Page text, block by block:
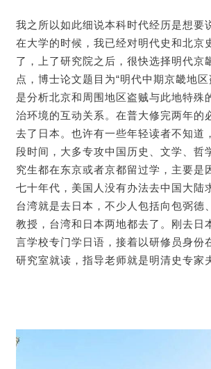
我之所以如此细说本科时代经历是想要
在大学的时候，我已经对明代史和北京
了，上了研究院之后，很快选择明代京
点，博士论文题目为“明代中期京畿地
是分析北京和周围地区盗贼与此地特殊
治环境的互动关系。在普大修完两年的
去了日本。也许有一些年轻读者不知道
段时间，大多专攻中国历史、文学、哲
究生都在东京或者京都留过学，主要是
七十年代，美国人没有办法去中国大陆
台湾就是去日本，不少人包括向包弼德
教授，台湾和日本两地都去了。刚去日
言学校专门学日语，接着以研修员身份
研究室就读，指导老师就是明清史专家